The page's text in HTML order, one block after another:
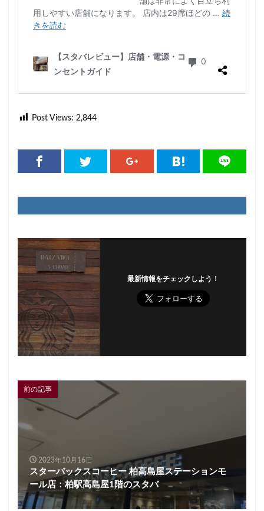
Post Views: 2,844
最新情報をチェックしよう！
前の記事
2023年10月16日
スターバックスコーヒー 柏高島屋ステーションモ
ール店：柏駅高島屋1階のスタバ